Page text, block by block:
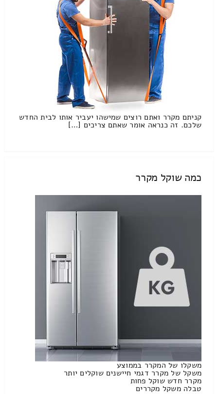
קניתם מקרר ואתם רוצים שמישהו יעביר אותו לבית החדש
שלכם. זה כנראה אומר שאתם צריכים […]
כמה שוקל מקרר
משקלו של המקרר בממוצע
משקל של מקרר דגמי חיישנים שוקלים יותר
מקרר חדש שוקל פחות
טבלה משקל מקררים